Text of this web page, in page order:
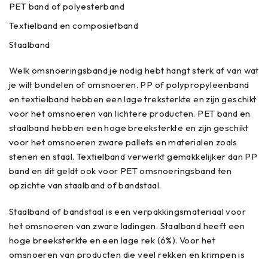
PET band of polyesterband
Textielband en composietband
Staalband
Welk omsnoeringsband je nodig hebt hangt sterk af van wat
je wilt bundelen of omsnoeren. PP of polypropyleenband
en textielband hebben een lage treksterkte en zijn geschikt
voor het omsnoeren van lichtere producten. PET band en
staalband hebben een hoge breeksterkte en zijn geschikt
voor het omsnoeren zware pallets en materialen zoals
stenen en staal. Textielband verwerkt gemakkelijker dan PP
band en dit geldt ook voor PET omsnoeringsband ten
opzichte van staalband of bandstaal.
Staalband of bandstaal is een verpakkingsmateriaal voor
het omsnoeren van zware ladingen. Staalband heeft een
hoge breeksterkte en een lage rek (6%). Voor het
omsnoeren van producten die veel rekken en krimpen is